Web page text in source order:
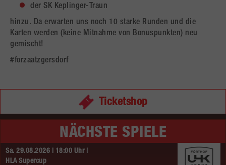
der SK Keplinger-Traun
hinzu. Da erwarten uns noch 10 starke Runden und die
Karten werden (keine Mitnahme von Bonuspunkten) neu
gemischt!
#forzaatzgersdorf
Ticketshop
NÄCHSTE SPIELE
Sa. 29.08.2026 | 18:00 Uhr |
HLA Supercup